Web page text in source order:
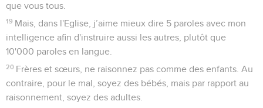
que vous tous.
19 Mais, dans l'Eglise, j’aime mieux dire 5 paroles avec mon
intelligence afin d'instruire aussi les autres, plutôt que
10'000 paroles en langue.
20 Frères et sœurs, ne raisonnez pas comme des enfants. Au
contraire, pour le mal, soyez des bébés, mais par rapport au
raisonnement, soyez des adultes.